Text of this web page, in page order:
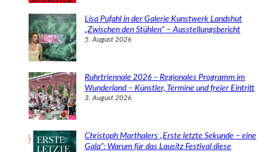
Lisa Pufahl in der Galerie Kunstwerk Landshut
„Zwischen den Stühlen“ – Ausstellungsbericht
5. August 2026
Ruhrtriennale 2026 – Regionales Programm im
Wunderland – Künstler, Termine und freier Eintritt
3. August 2026
Christoph Marthalers „Erste letzte Sekunde – eine
Gala“: Warum für das Lausitz Festival diese